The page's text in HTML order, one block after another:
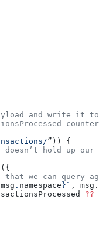
and write it
”)) {
doesn’t hold up our
({
that we can query
msg . namespace }` ,
??